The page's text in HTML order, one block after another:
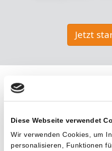
Diese Webseite verwendet
Wir verwenden Cookies, um
personalisieren, Funktionen
Jetzt